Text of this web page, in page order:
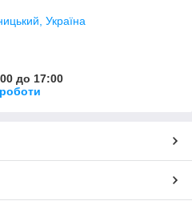
Україна
до 17:00